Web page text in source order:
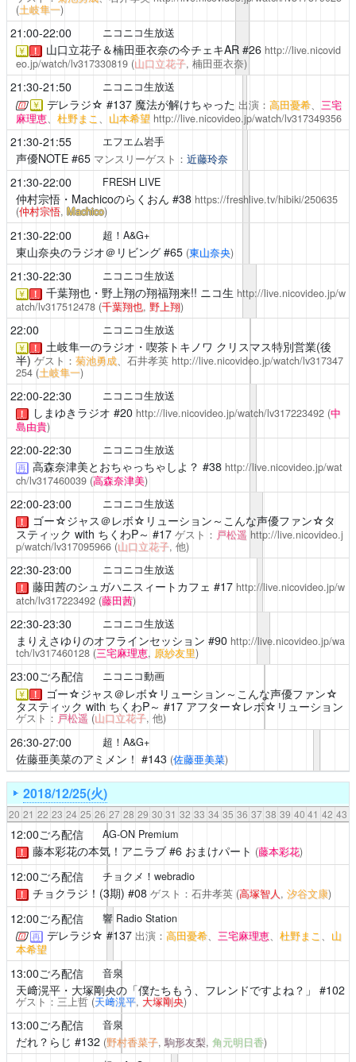
(土岐隼一)
21:00-22:00 ニコニコ生放送
￥ ！ 山口立花子＆楠田亜衣奈の今チェキAR#26 http://live.nicovid
eo.jp/watch/lv317330819 (山口立花子, 楠田亜衣奈)
21:30-21:50 ニコニコ生放送
￥ デレラジ☆ #137 魔法が解けちゃった 出演： 高田憂希、 三宅
麻理恵、 杜野まこ、 山本希望 http://live.nicovideo.jp/watch/lv317349356
21:30-21:55 エフエム岩手
声優NOTE#65 マンスリーゲスト： 近藤玲奈
21:30-22:00 FRESH LIVE
仲村宗悟・Machicoのらくおん #38 https://freshlive.tv/hibiki/250635
(仲村宗悟, Machico)
21:30-22:00 超！A&G+
東山奈央のラジオ＠リビング#65 (東山奈央)
21:30-22:30 ニコニコ生放送
￥ ！ 千葉翔也・野上翔の翔福翔来!! ニコ生 http://live.nicovideo.jp/w
atch/lv317512478 (千葉翔也, 野上翔)
22:00 ニコニコ生放送
￥ ！ 土岐隼一のラジオ・喫茶トキノワ クリスマス特別営業(後
半)ゲスト： 菊池勇成、石井孝英 http://live.nicovideo.jp/watch/lv317347
254 (土岐隼一)
22:00-22:30 ニコニコ生放送
！ しまゆきラジオ #20 http://live.nicovideo.jp/watch/lv317223492 (中
島由貴)
22:00-22:30 ニコニコ生放送
再 高森奈津美とおちゃっちゃしよ？ #38 http://live.nicovideo.jp/wat
ch/lv317460039 (高森奈津美)
22:00-23:00 ニコニコ生放送
！
ゴー☆ジャス＠レボ☆リューション～こんな声優ファン☆タ
スティック with ちくわP～ #17 ゲスト： 戸松遥 http://live.nicovideo.j
p/watch/lv317095966 (山口立花子, 他)
22:30-23:00 ニコニコ生放送
！ 藤田茜のシュガハニスィートカフェ #17 http://live.nicovideo.jp/w
atch/lv317223492 (藤田茜)
22:30-23:30 ニコニコ生放送
まりえさゆりのオフラインセッション #90 http://live.nicovideo.jp/wa
tch/lv317460128 (三宅麻理恵, 原紗友里)
23:00ごろ配信 ニコニコ動画
￥ ！
ゴー☆ジャス＠レボ☆リューション～こんな声優ファン☆
タスティック with ちくわP～ #17 アフター☆レボ☆リューション
ゲスト： 戸松遥 (山口立花子, 他)
26:30-27:00 超！A&G+
佐藤亜美菜のアミメン！ #143 (佐藤亜美菜)
2018/12/25(火)
20 21 22 23 24 25 26 27 28 29 30 31 32 33 34 35 36 37 38 39 40 41 42 43
12:00ごろ配信 AG-ON Premium
！ 藤本彩花の本気！アニラブ#6 おまけパート (藤本彩花)
12:00ごろ配信 チョクメ！webradio
！ チョクラジ！(3期) #08 ゲスト：石井孝英 (高塚智人, 汐谷文康)
12:00ごろ配信 響 Radio Station
再 デレラジ☆ #137 出演： 高田憂希、 三宅麻理恵、 杜野まこ、 山
本希望
13:00ごろ配信 音泉
天﨑滉平・大塚剛央の「僕たちもう、フレンドですよね？」 #102
ゲスト：三上哲 (天﨑滉平, 大塚剛央)
13:00ごろ配信 音泉
だれ？らじ #132 (野村香菜子, 駒形友梨, 角元明日香)